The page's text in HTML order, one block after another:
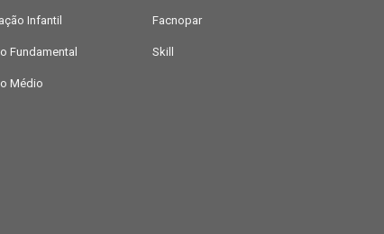
Infantil
Fundamental
Médio
Facnopar
Skill